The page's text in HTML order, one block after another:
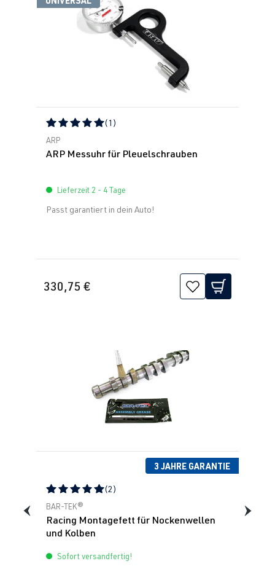
Durchschnittliche Bewertung von 5 von 5 Sternen
(1)
ARP
ARP Messuhr für Pleuelschrauben
Lieferzeit 2 - 4 Tage
Passt garantiert in dein Auto!
330,75 €
3 JAHRE GARANTIE
Durchschnittliche Bewertung von 5 von 5 Sternen
(2)
BAR-TEK®
Racing Montagefett für Nockenwellen
und Kolben
Sofort versandfertig!